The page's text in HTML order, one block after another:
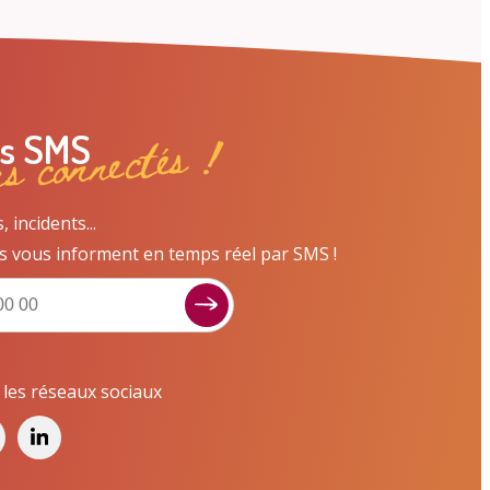
SMS
connectés !
incidents...
vous informent en temps réel par SMS !
réseaux sociaux